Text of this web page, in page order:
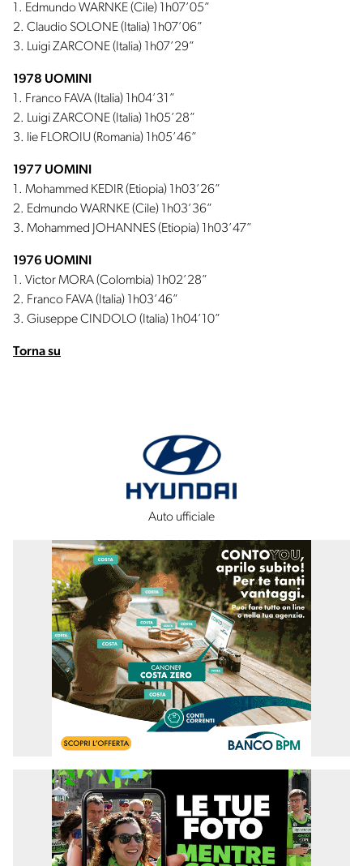
1. Edmundo WARNKE (Cile) 1h07’05”
2. Claudio SOLONE (Italia) 1h07’06”
3. Luigi ZARCONE (Italia) 1h07’29”
1978 UOMINI
1. Franco FAVA (Italia) 1h04’31”
2. Luigi ZARCONE (Italia) 1h05’28”
3. lie FLOROIU (Romania) 1h05’46”
1977 UOMINI
1. Mohammed KEDIR (Etiopia) 1h03’26”
2. Edmundo WARNKE (Cile) 1h03’36”
3. Mohammed JOHANNES (Etiopia) 1h03’47”
1976 UOMINI
1. Victor MORA (Colombia) 1h02’28”
2. Franco FAVA (Italia) 1h03’46”
3. Giuseppe CINDOLO (Italia) 1h04’10”
Torna su
Main Sponsor